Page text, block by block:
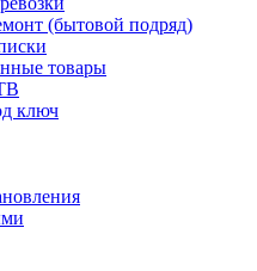
(бытовой подряд)
товары
ключ